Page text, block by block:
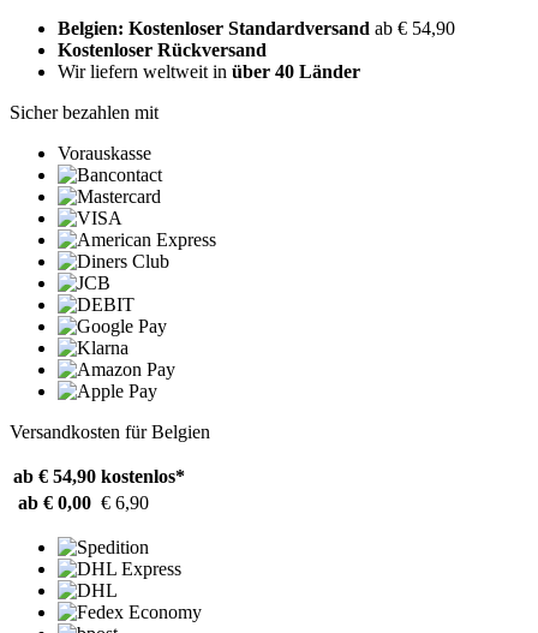
Belgien: Kostenloser Standardversand ab € 54,90
Kostenloser Rückversand
Wir liefern weltweit in über 40 Länder
Sicher bezahlen mit
Vorauskasse
Versandkosten für Belgien
ab € 54,90 kostenlos*
ab € 0,00 € 6,90